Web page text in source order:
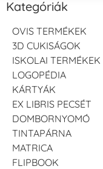
Kategóriák
OVIS TERMÉKEK
3D CUKISÁGOK
ISKOLAI TERMÉKEK
LOGOPÉDIA
KÁRTYÁK
EX LIBRIS PECSÉT
DOMBORNYOMÓ
TINTAPÁRNA
MATRICA
FLIPBOOK